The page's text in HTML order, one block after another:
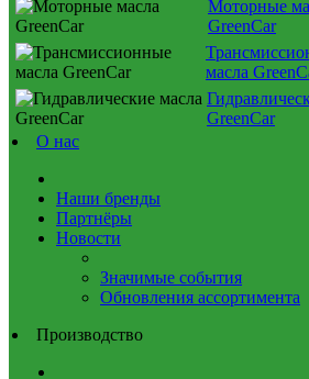
Моторные
GreenCar
масла
GreenCar
О нас
Наши бренды
Партнёры
Новости
Значимые события
Обновления ассортимента
Производство